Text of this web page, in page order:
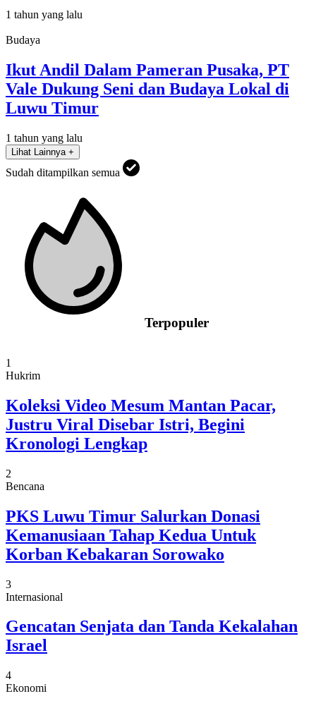
1 tahun yang lalu
Budaya
Ikut Andil Dalam Pameran Pusaka, PT
Vale Dukung Seni dan Budaya Lokal di
Luwu Timur
1 tahun yang lalu
Lihat Lainnya +
Sudah ditampilkan semua
Terpopuler
1
Hukrim
Koleksi Video Mesum Mantan Pacar,
Justru Viral Disebar Istri, Begini
Kronologi Lengkap
2
Bencana
PKS Luwu Timur Salurkan Donasi
Kemanusiaan Tahap Kedua Untuk
Korban Kebakaran Sorowako
3
Internasional
Gencatan Senjata dan Tanda Kekalahan
Israel
4
Ekonomi